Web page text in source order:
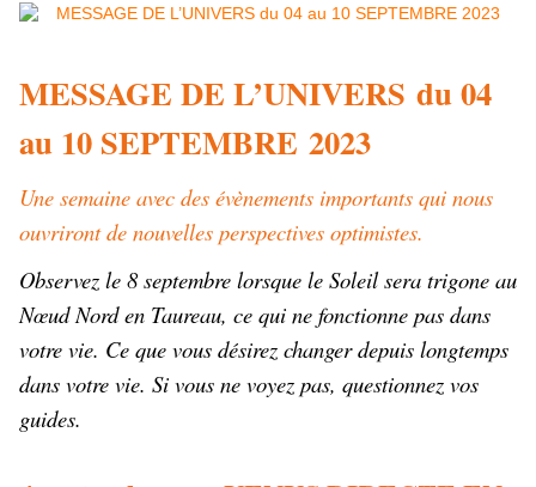
MESSAGE DE L’UNIVERS du 04
au 10 SEPTEMBRE 2023
Une semaine avec des évènements importants qui nous
ouvriront de nouvelles perspectives optimistes.
Observez le 8 septembre lorsque le Soleil sera trigone au
Nœud Nord en Taureau, ce qui ne fonctionne pas dans
votre vie. Ce que vous désirez changer depuis longtemps
dans votre vie. Si vous ne voyez pas, questionnez vos
guides.